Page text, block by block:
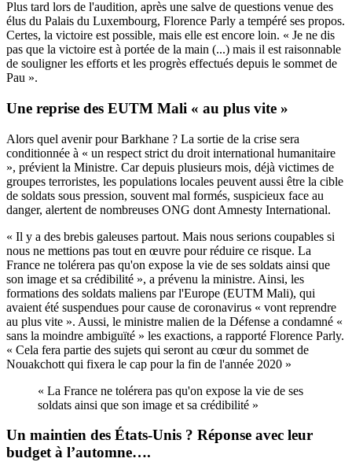
Plus tard lors de l'audition, après une salve de questions venue des
élus du Palais du Luxembourg, Florence Parly a tempéré ses propos.
Certes, la victoire est possible, mais elle est encore loin. « Je ne dis
pas que la victoire est à portée de la main (...) mais il est raisonnable
de souligner les efforts et les progrès effectués depuis le sommet de
Pau ».
Une reprise des EUTM Mali « au plus vite »
Alors quel avenir pour Barkhane ? La sortie de la crise sera
conditionnée à « un respect strict du droit international humanitaire
», prévient la Ministre. Car depuis plusieurs mois, déjà victimes de
groupes terroristes, les populations locales peuvent aussi être la cible
de soldats sous pression, souvent mal formés, suspicieux face au
danger, alertent de nombreuses ONG dont Amnesty International.
« Il y a des brebis galeuses partout. Mais nous serions coupables si
nous ne mettions pas tout en œuvre pour réduire ce risque. La
France ne tolérera pas qu'on expose la vie de ses soldats ainsi que
son image et sa crédibilité », a prévenu la ministre. Ainsi, les
formations des soldats maliens par l'Europe (EUTM Mali), qui
avaient été suspendues pour cause de coronavirus « vont reprendre
au plus vite ». Aussi, le ministre malien de la Défense a condamné «
sans la moindre ambiguïté » les exactions, a rapporté Florence Parly.
« Cela fera partie des sujets qui seront au cœur du sommet de
Nouakchott qui fixera le cap pour la fin de l'année 2020 »
« La France ne tolérera pas qu'on expose la vie de ses
soldats ainsi que son image et sa crédibilité »
Un maintien des États-Unis ? Réponse avec leur
budget à l’automne….